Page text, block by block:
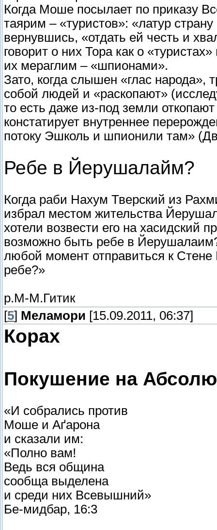
Когда Моше посылает по приказу
таярим – «туристов»: «латур
вернувшись, «отдать ей честь и
говорит о них Тора как о
их мераглим – «шпионами».
Зато, когда слышен «глас
собой людей и «раскопают»
то есть даже из-под земли
констатирует внутреннее
потоку Эшколь и шпионили там»
Ребе в Йерушалайм?
Когда раби Нахум Тверский из
избрал местом жительства
хотели возвести его на хасидский
возможно быть ребе в
любой момент отправиться к
ребе?»
р.М-М.Гитик
[5] Меламори [15.09.2011, 06:37]
Корах
Покушение на
«И собрались против
Моше и Аґарона
и сказали им:
«Полно вам!
Ведь вся община
сообща выделена
и среди них Всевышний»
Бе-мидбар, 16:3